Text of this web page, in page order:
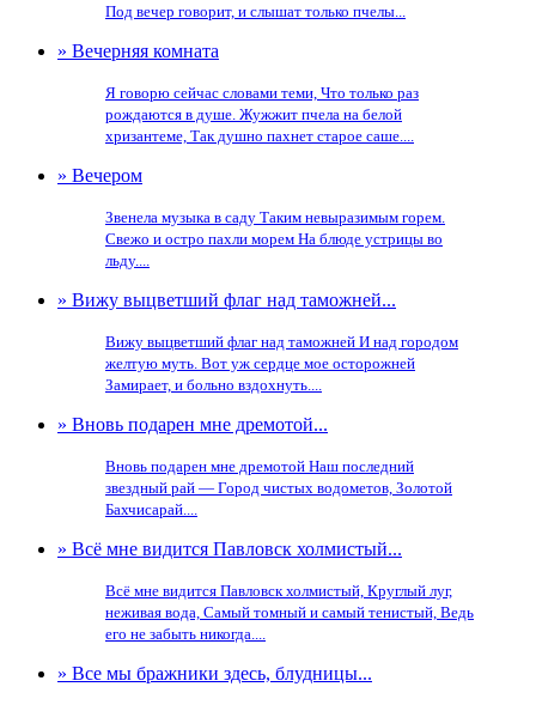
Под вечер говорит, и слышат только пчелы...
» Вечерняя комната
Я говорю сейчас словами теми, Что только раз
рождаются в душе. Жужжит пчела на белой
хризантеме, Так душно пахнет старое саше....
» Вечером
Звенела музыка в саду Таким невыразимым горем.
Свежо и остро пахли морем На блюде устрицы во
льду....
» Вижу выцветший флаг над таможней...
Вижу выцветший флаг над таможней И над городом
желтую муть. Вот уж сердце мое осторожней
Замирает, и больно вздохнуть....
» Вновь подарен мне дремотой...
Вновь подарен мне дремотой Наш последний
звездный рай — Город чистых водометов, Золотой
Бахчисарай....
» Всё мне видится Павловск холмистый...
Всё мне видится Павловск холмистый, Круглый луг,
неживая вода, Самый томный и самый тенистый, Ведь
его не забыть никогда....
» Все мы бражники здесь, блудницы...